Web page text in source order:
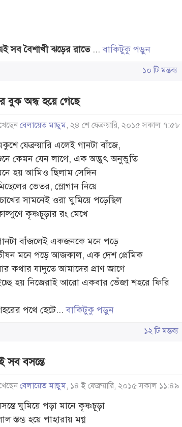
সব বৈশাখী ঝড়ের রাতে...বাকিটুকু পড়ুন
১০ টি মন্তব্য
বুক অন্ধ হয়ে গেছে
বেলায়েত মাছুম, ২৪ শে ফেব্রুয়ারি, ২০১৫ সকাল ৭:৫৮
ফেব্রুয়ারি এলেই গানটা বাঁজে,
কেমন যেন লাগে, এক অদ্ভুৎ অনুভুতি
হয় আমিও ছিলাম সেদিন
ভেতর, স্লোগান নিয়ে
সামনেই ওরা ঘুমিয়ে পড়েছিল
কৃষ্ণচূড়ার রং মেখে
বাঁজলেই একজনকে মনে পড়ে
মনে পড়ে আজকাল, এক দেশ প্রেমিক
কথার যাদুতে আমাদের প্রাণ জাগে
হয় নিজেরাই আরো একবার ভেঁজা শহরে ফিরি
পথে হেটে...বাকিটুকু পড়ুন
১২ টি মন্তব্য
সব বসন্তে
বেলায়েত মাছুম, ১৪ ই ফেব্রুয়ারি, ২০১৫ সকাল ১১:৪৯
ঘুমিয়ে পড়া মানে কৃষ্ণচূড়া
স্তম্ভ হয়ে পাহারায় মগ্ন